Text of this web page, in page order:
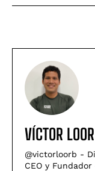
VÍCTOR
@victorloorb -
CEO y